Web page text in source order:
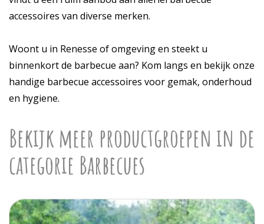
accessoires van diverse merken.
Woont u in Renesse of omgeving en steekt u
binnenkort de barbecue aan? Kom langs en bekijk onze
handige barbecue accessoires voor gemak, onderhoud
en hygiene.
Bekijk meer productgroepen in de
categorie Barbecues